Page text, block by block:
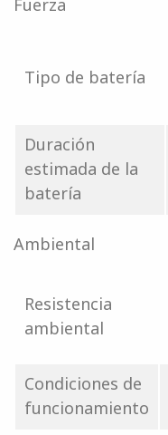
Fuerza
Tipo de batería
Duración
estimada de la
batería
Ambiental
Resistencia
ambiental
Condiciones de
funcionamiento